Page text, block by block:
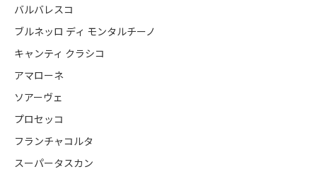
バルバレスコ
ブルネッロ ディ モンタルチーノ
キャンティ クラシコ
アマローネ
ソアーヴェ
プロセッコ
フランチャコルタ
スーパータスカン